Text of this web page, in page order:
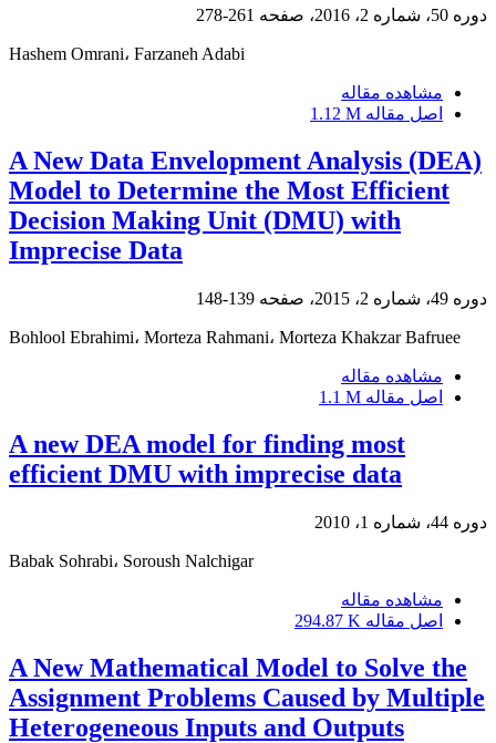
دوره 50، شماره 2، 2016، صفحه 261-278
Hashem Omrani، Farzaneh Adabi
مشاهده مقاله
اصل مقاله 1.12 M
A New Data Envelopment Analysis (DEA)
Model to Determine the Most Efficient
Decision Making Unit (DMU) with
Imprecise Data
دوره 49، شماره 2، 2015، صفحه 139-148
Bohlool Ebrahimi، Morteza Rahmani، Morteza Khakzar Bafruee
مشاهده مقاله
اصل مقاله 1.1 M
A new DEA model for finding most
efficient DMU with imprecise data
دوره 44، شماره 1، 2010
Babak Sohrabi، Soroush Nalchigar
مشاهده مقاله
اصل مقاله 294.87 K
A New Mathematical Model to Solve the
Assignment Problems Caused by Multiple
Heterogeneous Inputs and Outputs